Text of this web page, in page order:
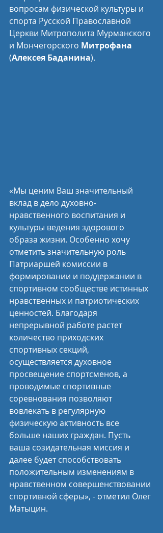
вопросам физической культуры и
спорта Русской Православной
Церкви Митрополита Мурманского
и Мончегорского Митрофана
(Алексея Баданина).
«Мы ценим Ваш значительный
вклад в дело духовно-
нравственного воспитания и
культуры ведения здорового
образа жизни. Особенно хочу
отметить значительную роль
Патриаршей комиссии в
формировании и поддержании в
спортивном сообществе истинных
нравственных и патриотических
ценностей. Благодаря
непрерывной работе растет
количество приходских
спортивных секций,
осуществляется духовное
просвещение спортсменов, а
проводимые спортивные
соревнования позволяют
вовлекать в регулярную
физическую активность все
больше наших граждан. Пусть
ваша созидательная миссия и
далее будет способствовать
положительным изменениям в
нравственном совершенствовании
спортивной сферы», - отметил Олег
Матыцин.